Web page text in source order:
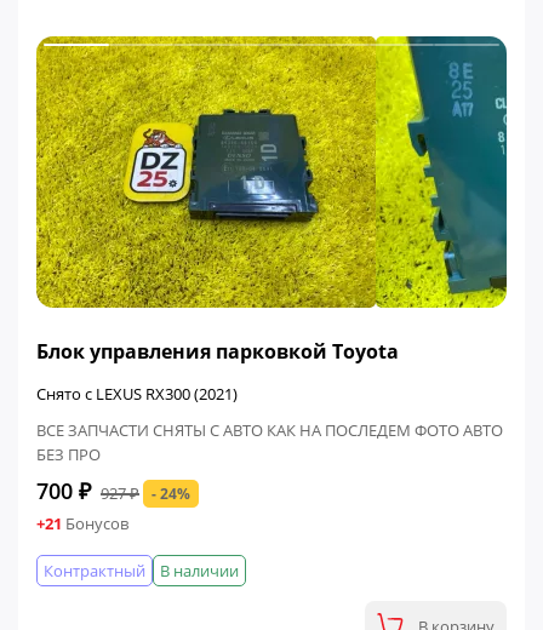
Блок управления парковкой Toyota
Снято с LEXUS RX300 (2021)
ВСЕ ЗАПЧАСТИ СНЯТЫ С АВТО КАК НА ПОСЛЕДЕМ ФОТО АВТО
БЕЗ ПРО
700 ₽ 927 ₽ - 24%
+21 Бонусов
В наличии
Контрактный